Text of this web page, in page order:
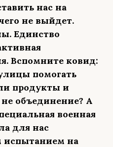
нас на
не выйдет.
Единство
Вспомните ковид:
помогать
продукты и
не объединение? А
военная
для нас
испытанием на